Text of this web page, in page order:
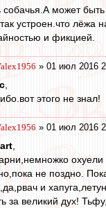
собачья.А может
устроен.что лёжа
и фикцией.
» 01 июл 2016
этого не знал!
» 01 июл 2016
охуели
не поздно.
и
за великий дух!